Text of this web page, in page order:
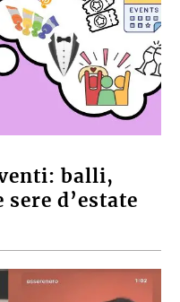
balli,
d’estate